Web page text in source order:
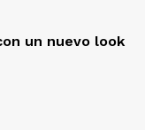
un nuevo look